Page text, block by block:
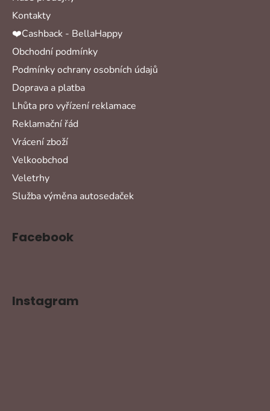
Kontakty
❤️Cashback - BellaHappy
Obchodní podmínky
Podmínky ochrany osobních údajů
Doprava a platba
Lhůta pro vyřízení reklamace
Reklamační řád
Vrácení zboží
Velkoobchod
Veletrhy
Služba výměna autosedaček
Facebook
Instagram